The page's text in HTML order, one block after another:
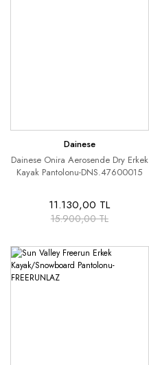
Dainese
Dainese Onira Aerosende Dry Erkek
Kayak Pantolonu-DNS.47600015
11.130,00 TL
15.900,00 TL